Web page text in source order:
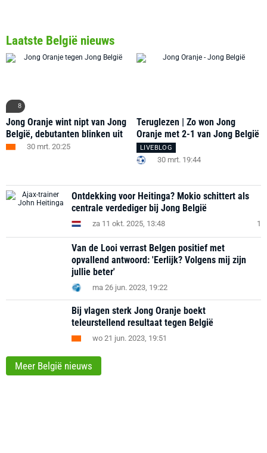
Laatste België nieuws
8
Jong Oranje wint nipt van Jong
België, debutanten blinken uit
30 mrt. 20:25
Teruglezen | Zo won Jong
Oranje met 2-1 van Jong België
LIVEBLOG
30 mrt. 19:44
Ontdekking voor Heitinga? Mokio schittert als
centrale verdediger bij Jong België
za 11 okt. 2025, 13:48 1
Van de Looi verrast Belgen positief met
opvallend antwoord: 'Eerlijk? Volgens mij zijn
jullie beter'
ma 26 jun. 2023, 19:22
Bij vlagen sterk Jong Oranje boekt
teleurstellend resultaat tegen België
wo 21 jun. 2023, 19:51
Meer België nieuws